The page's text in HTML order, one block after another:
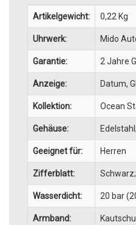
Artikelgewicht: 0,22 Kg
Uhrwerk: Mido
Garantie: 2 Jahre
Anzeige: Datum,
Kollektion: Ocean
Gehäuse:
Geeignet für: Herren
Zifferblatt:
Wasserdicht: 20 bar
Armband: